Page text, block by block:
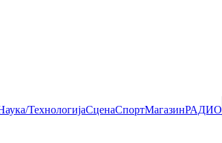
ТехнологијаСценаСпортМагазинРАДИО